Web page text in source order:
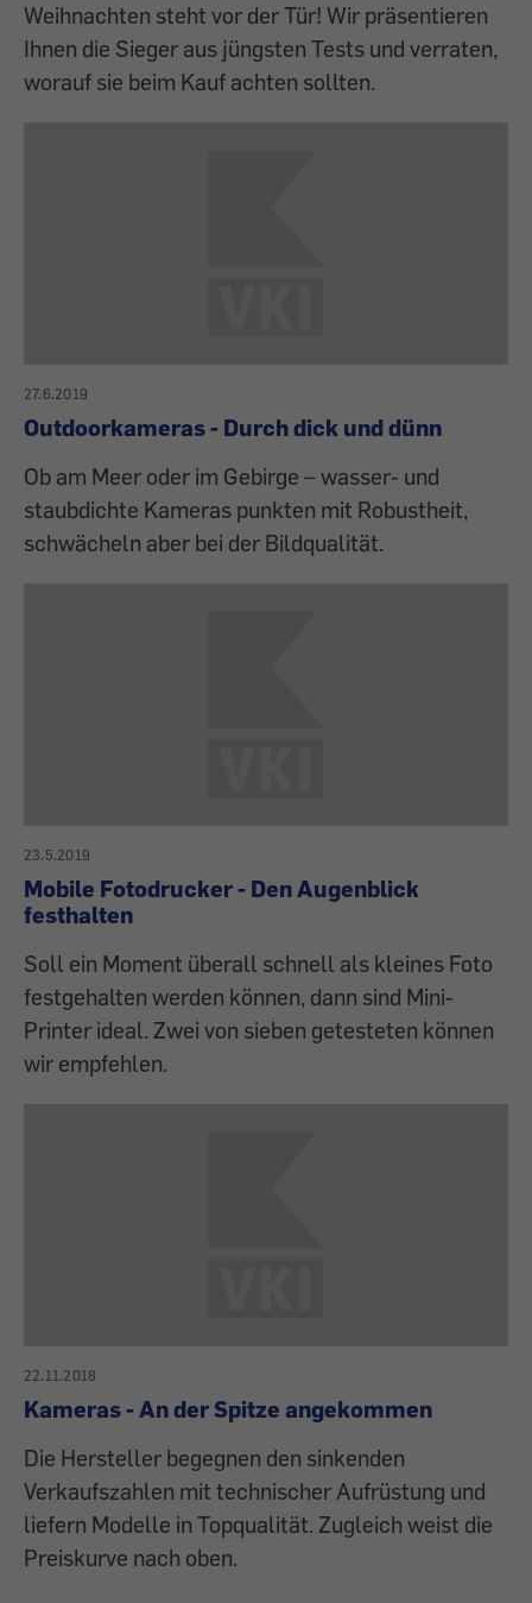
Weihnachten steht vor der Tür! Wir präsentieren
Ihnen die Sieger aus jüngsten Tests und verraten,
worauf sie beim Kauf achten sollten.
27.6.2019
Outdoorkameras - Durch dick und dünn
Ob am Meer oder im Gebirge – wasser- und
staubdichte Kameras punkten mit Robustheit,
schwächeln aber bei der Bildqualität.
23.5.2019
Mobile Fotodrucker - Den Augenblick
festhalten
Soll ein Moment überall schnell als kleines Foto
festgehalten werden können, dann sind Mini-
Printer ideal. Zwei von sieben getesteten können
wir empfehlen.
22.11.2018
Kameras - An der Spitze angekommen
Die Hersteller begegnen den sinkenden
Verkaufszahlen mit tech­nischer Aufrüstung und
liefern Modelle in Topqualität. Zugleich weist die
Preiskurve nach oben.